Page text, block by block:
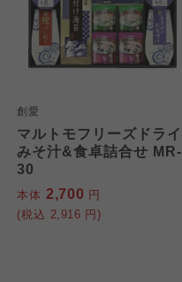
創愛
マルトモフリーズドライ
みそ汁&食卓詰合せ MR-
30
本体 2,700 円
(税込 2,916 円)